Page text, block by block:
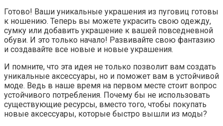
Готово! Ваши уникальные украшения из пуговиц готовы
к ношению. Теперь вы можете украсить свою одежду,
сумку или добавить украшение к вашей повседневной
обуви. И это только начало! Развивайте свою фантазию
и создавайте все новые и новые украшения.
И помните, что эта идея не только позволит вам создать
уникальные аксессуары, но и поможет вам в устойчивой
моде. Ведь в наше время на первом месте стоит вопрос
устойчивого потребления. Почему бы не использовать
существующие ресурсы, вместо того, чтобы покупать
новые аксессуары, которые быстро вышли из моды?